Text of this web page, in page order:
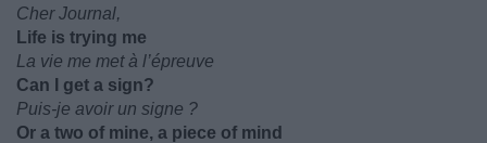
Cher Journal,
Life is trying me
La vie me met à l’épreuve
Can I get a sign?
Puis-je avoir un signe ?
Or a two of mine, a piece of mind